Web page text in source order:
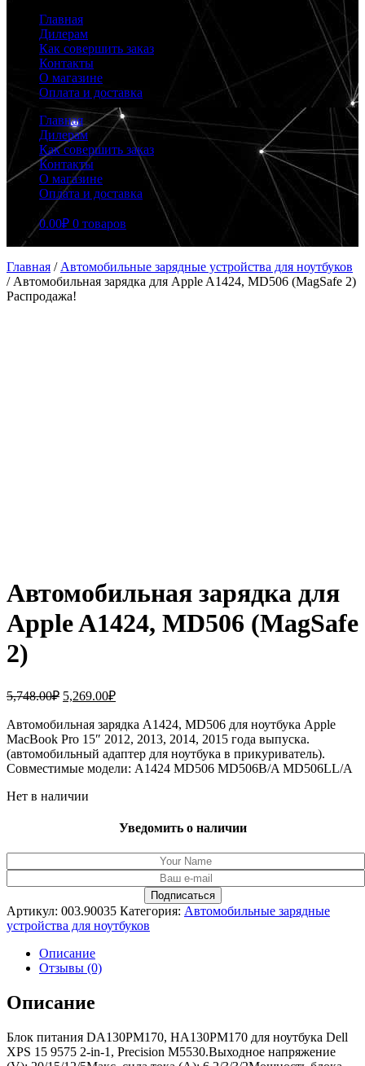
Главная
Дилерам
Как совершить заказ
Контакты
О магазине
Оплата и доставка
Главная
Дилерам
Как совершить заказ
Контакты
О магазине
Оплата и доставка
0.00₽ 0 товаров
Главная / Автомобильные зарядные устройства для ноутбуков
/ Автомобильная зарядка для Apple A1424, MD506 (MagSafe 2)
Распродажа!
Автомобильная зарядка для
Apple A1424, MD506 (MagSafe
2)
5,748.00₽ Первоначальная
составляла
5,748.00₽.
5,269.00₽Текущая
5,269.00₽.
Автомобильная зарядка A1424, MD506 для ноутбука Apple
MacBook Pro 15″ 2012, 2013, 2014, 2015 года выпуска.
(автомобильный адаптер для ноутбука в прикуриватель).
Совместимые модели: A1424 MD506 MD506B/A MD506LL/A
Нет в наличии
Уведомить о наличии
Артикул: 003.90035 Категория: Автомобильные зарядные
устройства для ноутбуков
Описание
Отзывы (0)
Описание
Блок питания DA130PM170, HA130PM170 для ноутбука Dell
XPS 15 9575 2-in-1, Precision M5530.Выходное напряжение